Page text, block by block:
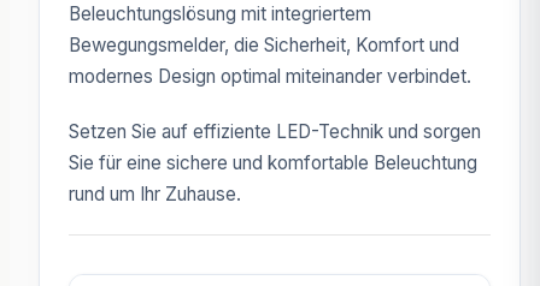
Beleuchtungslösung mit integriertem
Bewegungsmelder, die Sicherheit, Komfort und
modernes Design optimal miteinander verbindet.
Setzen Sie auf effiziente LED-Technik und sorgen
Sie für eine sichere und komfortable Beleuchtung
rund um Ihr Zuhause.